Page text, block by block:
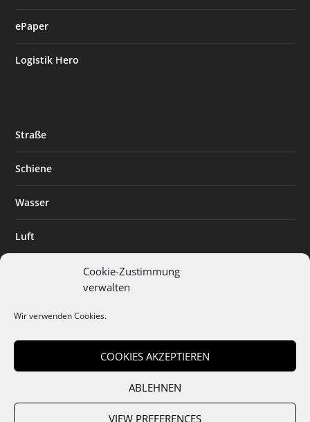
Cookie-Zustimmung
verwalten
Wir verwenden Cookies.
COOKIES AKZEPTIEREN
ABLEHNEN
VIEW PREFERENCES
ePaper
Logistik Hero
Straße
Schiene
Wasser
Luft
Digitalisierung
Mediadaten Cookies Datenschutz